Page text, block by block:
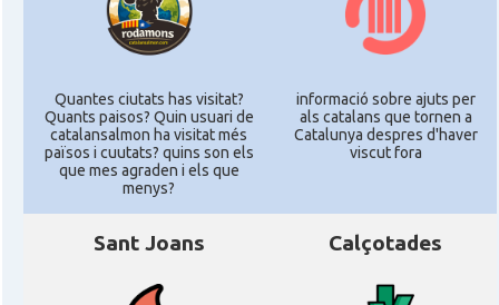
Quantes ciutats has visitat?
Quants paisos? Quin usuari de
catalansalmon ha visitat més
països i cuutats? quins son els
que mes agraden i els que
menys?
informació sobre ajuts per
als catalans que tornen a
Catalunya despres d'haver
viscut fora
Sant Joans Calçotades